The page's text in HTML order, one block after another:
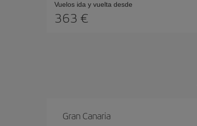
Vuelos ida y vuelta desde
363 €
Gran Canaria